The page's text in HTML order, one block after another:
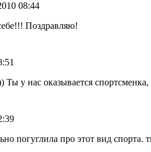
08:44
Поздравляю!
Ты у нас оказывается
погуглила про этот вид